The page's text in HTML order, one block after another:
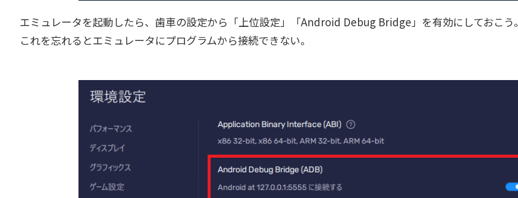
エミュレータを起動したら、歯車の設定から「上位設定」「Android Debug Bridge」を有効にしておこう。
これを忘れるとエミュレータにプログラムから接続できない。